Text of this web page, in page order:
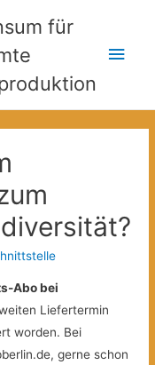
für
Abo bei
Liefertermin
worden. Bei
gerne schon